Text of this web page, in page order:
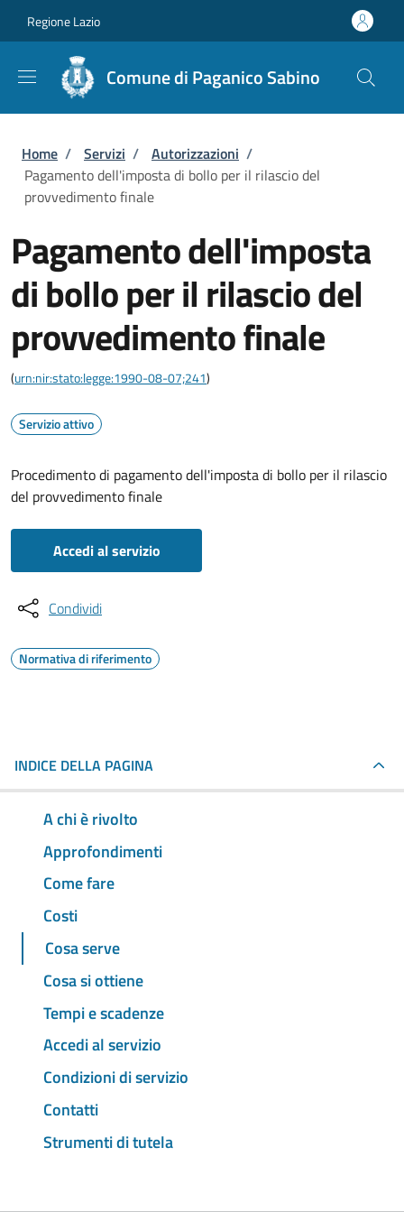
Regione Lazio
Comune di Paganico Sabino
Briciole di pane
Home / Servizi / Autorizzazioni /
Pagamento dell'imposta di bollo per il rilascio del
provvedimento finale
Pagamento dell'imposta
di bollo per il rilascio del
provvedimento finale
(urn:nir:stato:legge:1990-08-07;241)
Servizio attivo
Procedimento di pagamento dell'imposta di bollo per il rilascio
del provvedimento finale
Accedi al servizio
Condividi
Normativa di riferimento
INDICE DELLA PAGINA
A chi è rivolto
Approfondimenti
Come fare
Costi
Cosa serve
Cosa si ottiene
Tempi e scadenze
Accedi al servizio
Condizioni di servizio
Contatti
Strumenti di tutela